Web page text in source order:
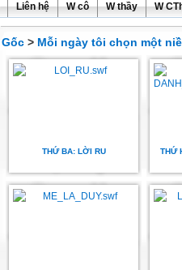
Liên hệ W cô W thầy W
Gốc > Mỗi ngày tôi chọn một
THỨ BA: LỜI RU THỨ